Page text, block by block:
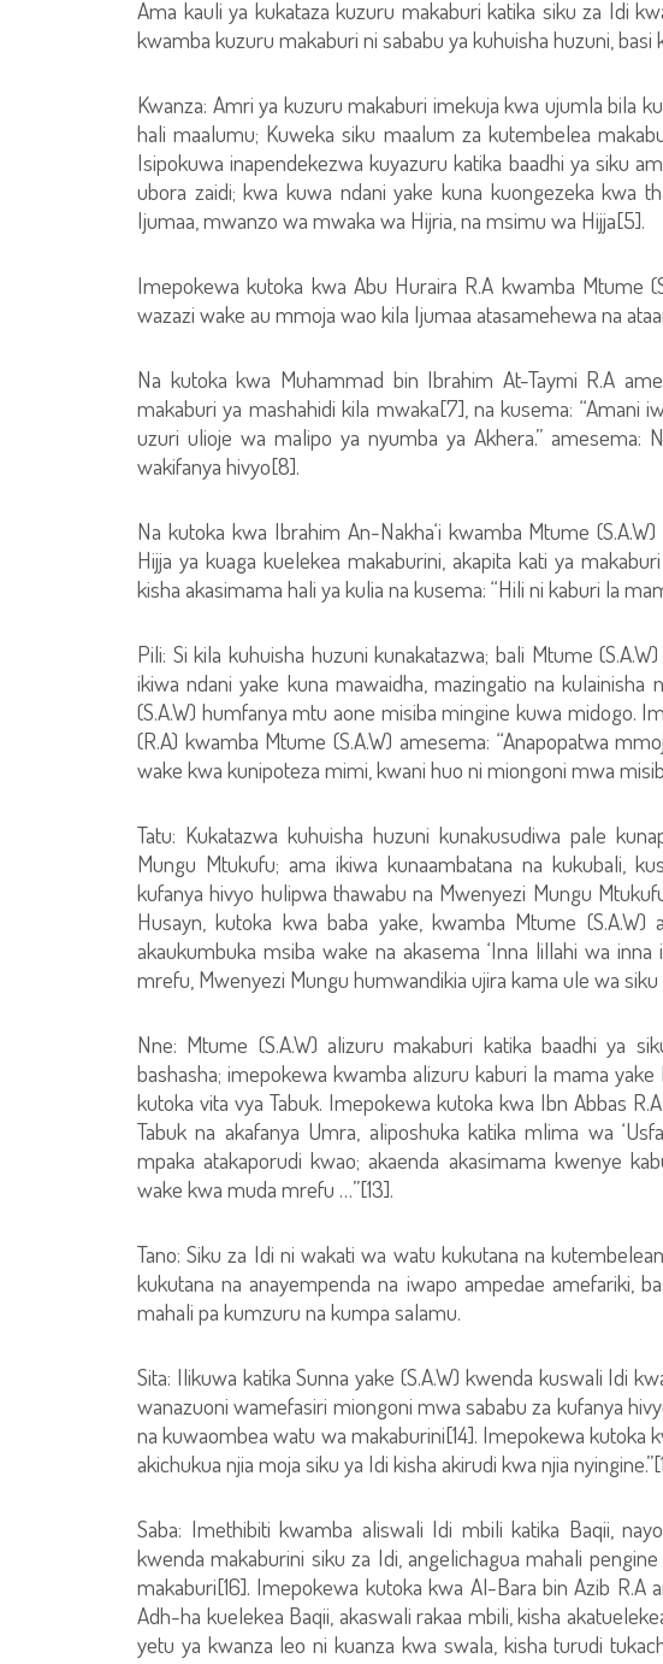
Ama kauli ya kukataza kuzuru makaburi katika siku za Idi
kwamba kuzuru makaburi ni sababu ya kuhuisha huzuni, basi
Kwanza: Amri ya kuzuru makaburi imekuja kwa ujumla bila
hali maalumu; Kuweka siku maalum za kutembelea
Isipokuwa inapendekezwa kuyazuru katika baadhi ya siku
ubora zaidi; kwa kuwa ndani yake kuna kuongezeka kwa
Ijumaa, mwanzo wa mwaka wa Hijria, na msimu wa Hijja[5].
Imepokewa kutoka kwa Abu Huraira R.A kwamba Mtume
wazazi wake au mmoja wao kila Ijumaa atasamehewa na
Na kutoka kwa Muhammad bin Ibrahim At-Taymi R.A
makaburi ya mashahidi kila mwaka[7], na kusema: “Amani
uzuri ulioje wa malipo ya nyumba ya Akhera.” amesema:
wakifanya hivyo[8].
Na kutoka kwa Ibrahim An-Nakha‘i kwamba Mtume
Hijja ya kuaga kuelekea makaburini, akapita kati ya
kisha akasimama hali ya kulia na kusema: “Hili ni kaburi la
Pili: Si kila kuhuisha huzuni kunakatazwa; bali Mtume
ikiwa ndani yake kuna mawaidha, mazingatio na
(S.A.W) humfanya mtu aone misiba mingine kuwa midogo.
(R.A) kwamba Mtume (S.A.W) amesema: “Anapopatwa
wake kwa kunipoteza mimi, kwani huo ni miongoni mwa
Tatu: Kukatazwa kuhuisha huzuni kunakusudiwa pale
Mungu Mtukufu; ama ikiwa kunaambatana na kukubali,
kufanya hivyo hulipwa thawabu na Mwenyezi Mungu
Husayn, kutoka kwa baba yake, kwamba Mtume (S.A.W)
akaukumbuka msiba wake na akasema ‘Inna lillahi wa inna
mrefu, Mwenyezi Mungu humwandikia ujira kama ule wa siku
Nne: Mtume (S.A.W) alizuru makaburi katika baadhi ya
bashasha; imepokewa kwamba alizuru kaburi la mama
kutoka vita vya Tabuk. Imepokewa kutoka kwa Ibn Abbas
Tabuk na akafanya Umra, aliposhuka katika mlima wa
mpaka atakaporudi kwao; akaenda akasimama kwenye
wake kwa muda mrefu …”[13].
Tano: Siku za Idi ni wakati wa watu kukutana na
kukutana na anayempenda na iwapo ampedae amefariki,
mahali pa kumzuru na kumpa salamu.
Sita: Ilikuwa katika Sunna yake (S.A.W) kwenda kuswali Idi
wanazuoni wamefasiri miongoni mwa sababu za kufanya
na kuwaombea watu wa makaburini[14]. Imepokewa kutoka
akichukua njia moja siku ya Idi kisha akirudi kwa njia
Saba: Imethibiti kwamba aliswali Idi mbili katika Baqii,
kwenda makaburini siku za Idi, angelichagua mahali
makaburi[16]. Imepokewa kutoka kwa Al-Bara bin Azib R.A
Adh-ha kuelekea Baqii, akaswali rakaa mbili, kisha
yetu ya kwanza leo ni kuanza kwa swala, kisha turudi